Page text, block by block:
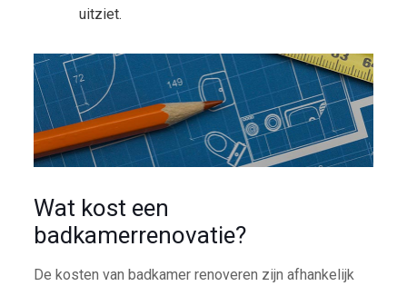
uitziet.
Wat kost een
badkamerrenovatie?
De kosten van badkamer renoveren zijn afhankelijk